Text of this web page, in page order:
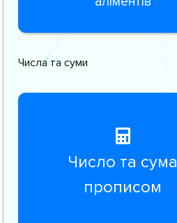
Числа та суми
Число та сума
прописом